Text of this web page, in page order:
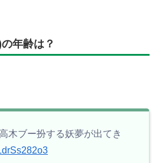
年齢は？
木ブー扮する妖夢が出てき